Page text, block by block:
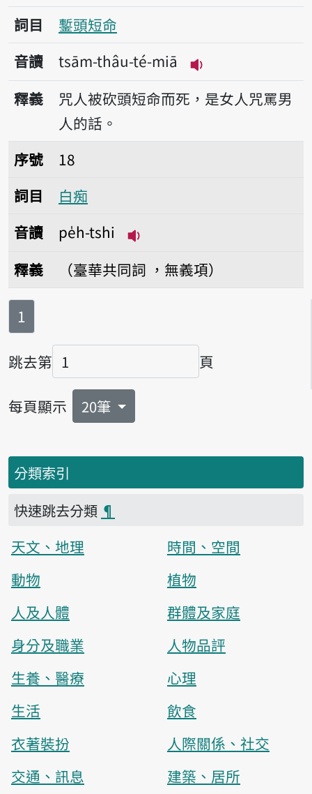
詞目
鏨頭短命
音讀
tsām-thâu-té-miā
播放音讀tsām-
釋義
咒人被砍頭短命而死，是女人咒罵男
人的話。
序號18白痴
序號
18
詞目
白痴
音讀
pe̍h-tshi
釋義 （臺華共同詞 ，無義項）
第
1
跳去第
頁碼
頁
每頁顯示 20筆
分類索引
快速跳去分類 ¶
天文、地理
時間、空間
動物
植物
人及人體
群體及家庭
身分及職業
人物品評
生養、醫療
心理
生活
飲食
衣著裝扮
人際關係、社交
交通、訊息
建築、居所